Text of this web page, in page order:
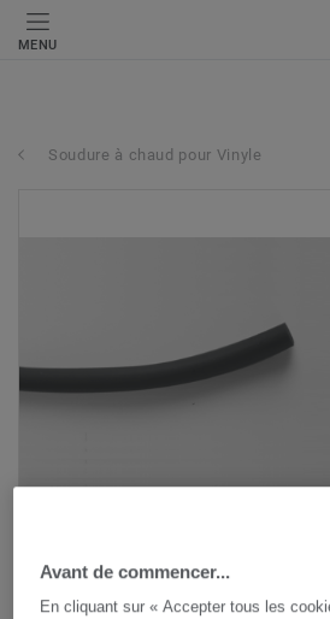
MENU
Soudure à chaud pour Vinyle
Avant de commencer...
En cliquant sur « Accepter tous les